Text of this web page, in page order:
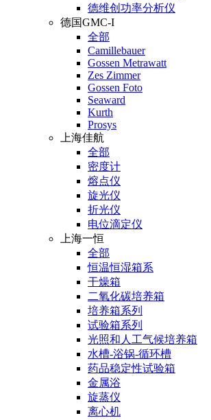
德维创功率分析仪
德国GMC-I
全部
Camillebauer
Gossen Metrawatt
Zes Zimmer
Gossen Foto
Seaward
Kurth
Prosys
上海佳航
全部
密度计
熔点仪
旋光仪
折光仪
电位滴定仪
上海一恒
全部
恒温恒湿箱系
干燥箱
二氧化碳培养箱
培养箱系列
试验箱系列
光照和人工气候培养箱
水槽-浴锅-循环槽
药品稳定性试验箱
金属浴
旋蒸仪
离心机